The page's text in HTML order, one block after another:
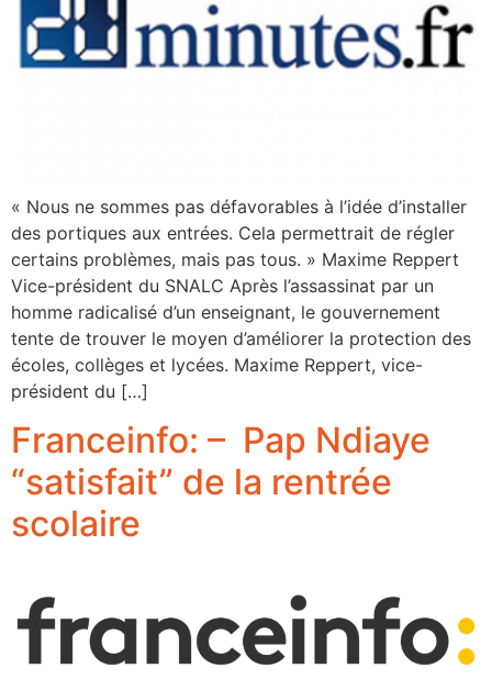
« Nous ne sommes pas défavorables à l’idée d’installer
des portiques aux entrées. Cela permettrait de régler
certains problèmes, mais pas tous. » Maxime Reppert
Vice-président du SNALC Après l’assassinat par un
homme radicalisé d’un enseignant, le gouvernement
tente de trouver le moyen d’améliorer la protection des
écoles, collèges et lycées. Maxime Reppert, vice-
président du […]
Franceinfo: – Pap Ndiaye
“satisfait” de la rentrée
scolaire